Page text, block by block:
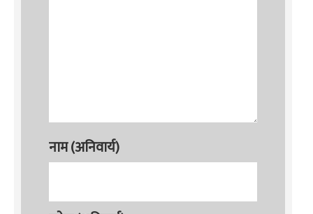
नाम (अनिवार्य)